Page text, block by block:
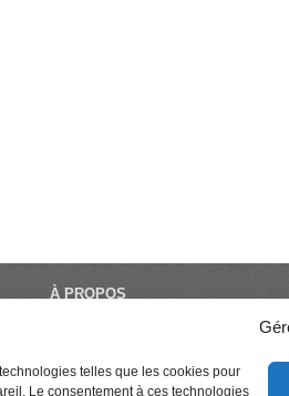
telles que les cookies pour
Le consentement à ces technologies
À PROPOS
créé et géré par la FNEY et l’UNY,
des associations de dimension